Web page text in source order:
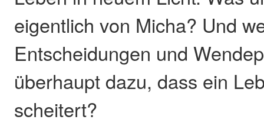
eigentlich von Micha? Und
Entscheidungen und
überhaupt dazu, dass ein
scheitert?